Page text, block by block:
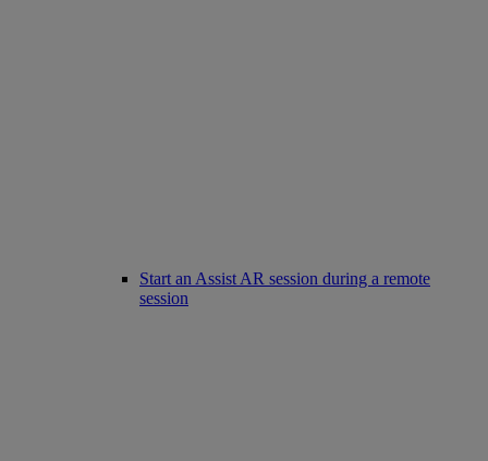
Start an Assist AR session during a remote
session